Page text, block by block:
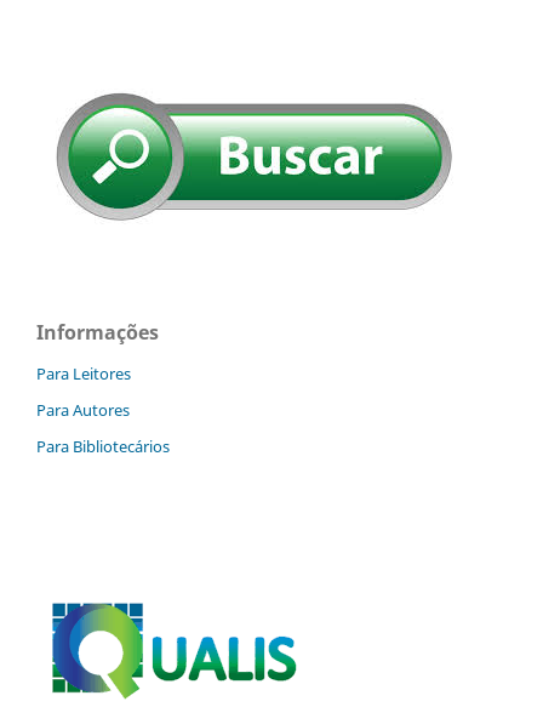
Informações
Para Leitores
Para Autores
Para Bibliotecários